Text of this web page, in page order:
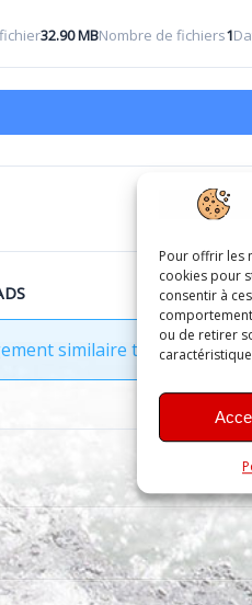
Pour offrir les
cookies pour
consentir à
ou de retirer
32.90 MBNombre de fichiers1
similaire trouvé !